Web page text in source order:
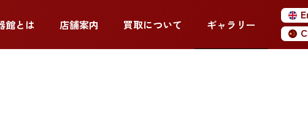
館とは 店舗案内 買取について ギャラリー